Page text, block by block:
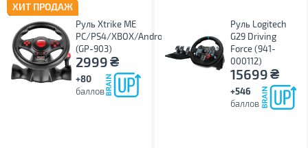
ХИТ ПРОДАЖ
Руль Xtrike ME
PC/PS4/XBOX/Android
(GP-903)
2999₴
+80
баллов
Руль Logitech
G29 Driving
Force (941-
000112)
15699₴
+546
баллов